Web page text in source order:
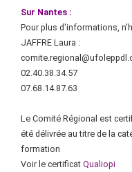
Sur Nantes :
Pour plus d'informations,
JAFFRE Laura :
02.40.38.34.57
07.68.14.87.63
Le Comité Régional est
été délivrée au titre de la
formation
Voir le certificat Qualiopi